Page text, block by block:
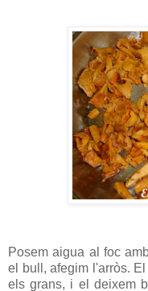
Posem aigua al foc
el bull, afegim l'arròs.
els grans, i el deixem